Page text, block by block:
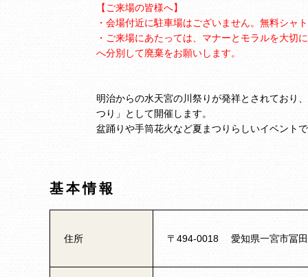
【ご来場の皆様へ】
・会場付近に駐車場はございません。無料シャ
・ご来場にあたっては、マナーとモラルを大切
へ分別して廃棄をお願いします。
明治からの水天宮の川祭りが発祥とされており
つり」として開催します。
盆踊りや手筒花火など夏まつりらしいイベント
基本情報
住所 〒494-0018 愛知県一宮市冨田